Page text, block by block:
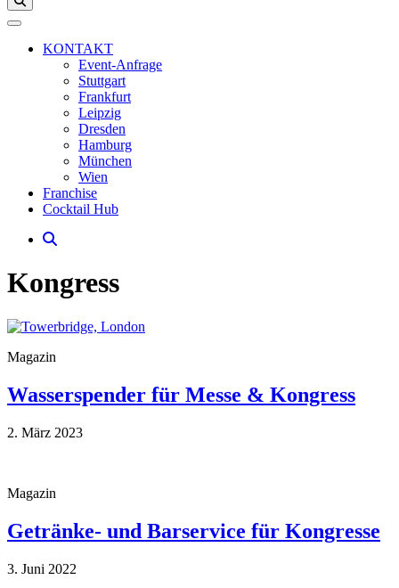
KONTAKT
Event-Anfrage
Stuttgart
Frankfurt
Leipzig
Dresden
Hamburg
München
Wien
Franchise
Cocktail Hub
Kongress
Magazin
Wasserspender für Messe & Kongress
2. März 2023
Magazin
Getränke- und Barservice für Kongresse
3. Juni 2022